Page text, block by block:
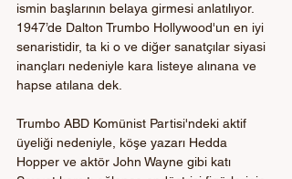
ismin başlarının belaya girmesi anlatılıyor.
1947’de Dalton Trumbo Hollywood'un en iyi
senaristidir, ta ki o ve diğer sanatçılar siyasi
inançları nedeniyle kara listeye alınana ve
hapse atılana dek.
Trumbo ABD Komünist Partisi'ndeki aktif
üyeliği nedeniyle, köşe yazarı Hedda
Hopper ve aktör John Wayne gibi katı